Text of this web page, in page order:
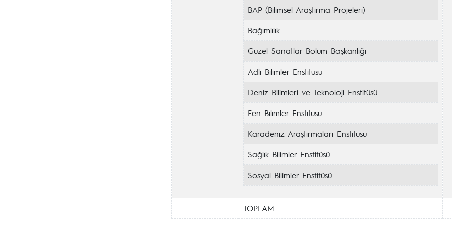
BAP (Bilimsel Araştırma Projeleri)
Bağımlılık
Güzel Sanatlar Bölüm Başkanlığı
Adli Bilimler Enstitüsü
Deniz Bilimleri ve Teknoloji Enstitüsü
Fen Bilimler Enstitüsü
Karadeniz Araştırmaları Enstitüsü
Sağlık Bilimler Enstitüsü
Sosyal Bilimler Enstitüsü
TOPLAM